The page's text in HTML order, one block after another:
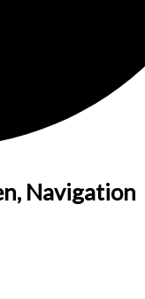
Navigation